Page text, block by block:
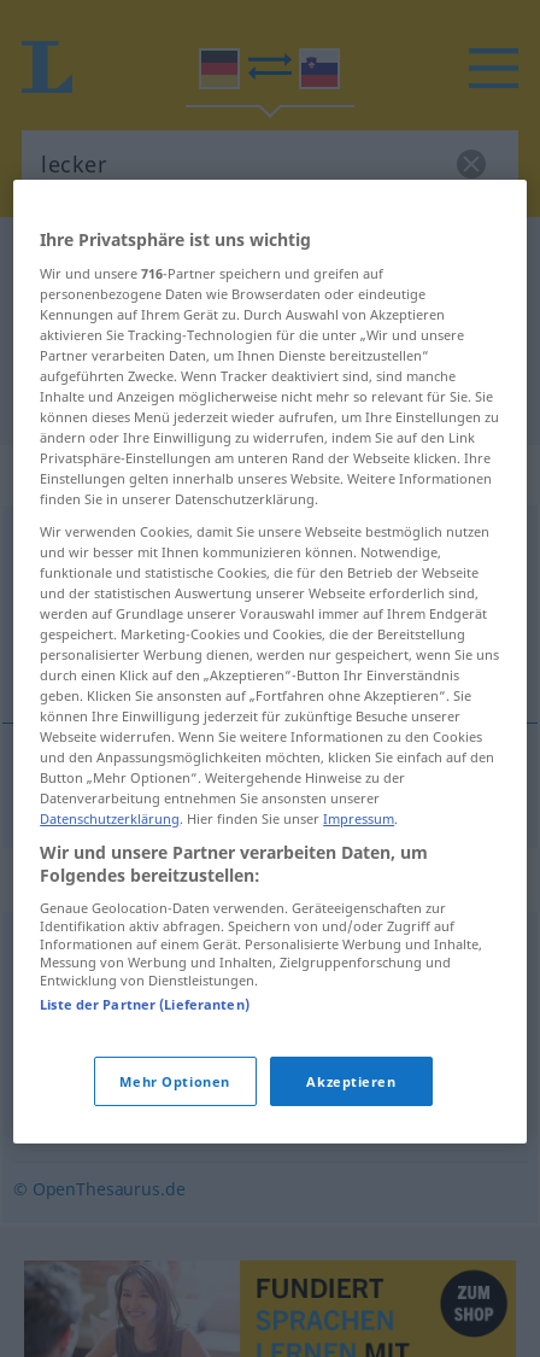
Deutsch-Slowenisch Wörterbuch
Deutsch-Slowenisch Übersetzung
für "lecker"
"lecker" Slowenisch Übersetzung
„lecker“
lecker
Übersicht aller Übersetzungen
(Für mehr Details die Übersetzung anklicken/antippen)
slásten
slásten lecker
Synonyme für "lecker"
appetitlich,delikat, schmackhaft,köstlich
,sinnlich,aufregend,aufreizend,verführerisch
knusprig (ugs., fig.),(sexuell) reizend,(sexuell) attraktiv
© OpenThesaurus.de
Ihre Privatsphäre ist uns wichtig
Wir und unsere716-Partner speichern und greifen auf
personenbezogene Daten wie Browserdaten oder eindeutige
Kennungen auf Ihrem Gerät zu. Durch Auswahl von Akzeptieren
aktivieren Sie Tracking-Technologien für die unter „Wir und unsere
Partner verarbeiten Daten, um Ihnen Dienste bereitzustellen“
aufgeführten Zwecke. Wenn Tracker deaktiviert sind, sind manche
Inhalte und Anzeigen möglicherweise nicht mehr so relevant für Sie. Sie
können dieses Menü jederzeit wieder aufrufen, um Ihre Einstellungen zu
ändern oder Ihre Einwilligung zu widerrufen, indem Sie auf den Link
Privatsphäre-Einstellungen am unteren Rand der Webseite klicken. Ihre
Einstellungen gelten innerhalb unseres Website. Weitere Informationen
finden Sie in unserer Datenschutzerklärung.
Wir verwenden Cookies, damit Sie unsere Webseite bestmöglich nutzen
und wir besser mit Ihnen kommunizieren können. Notwendige,
funktionale und statistische Cookies, die für den Betrieb der Webseite
und der statistischen Auswertung unserer Webseite erforderlich sind,
werden auf Grundlage unserer Vorauswahl immer auf Ihrem Endgerät
gespeichert. Marketing-Cookies und Cookies, die der Bereitstellung
personalisierter Werbung dienen, werden nur gespeichert, wenn Sie uns
durch einen Klick auf den „Akzeptieren“-Button Ihr Einverständnis
geben. Klicken Sie ansonsten auf „Fortfahren ohne Akzeptieren“. Sie
können Ihre Einwilligung jederzeit für zukünftige Besuche unserer
Webseite widerrufen. Wenn Sie weitere Informationen zu den Cookies
und den Anpassungsmöglichkeiten möchten, klicken Sie einfach auf den
Button „Mehr Optionen“. Weitergehende Hinweise zu der
Datenverarbeitung entnehmen Sie ansonsten unserer
Datenschutzerklärung. Hier finden Sie unserImpressum.
Wir und unsere Partner verarbeiten Daten, um
Folgendes bereitzustellen:
Genaue Geolocation-Daten verwenden. Geräteeigenschaften zur
Identifikation aktiv abfragen. Speichern von und/oder Zugriff auf
Informationen auf einem Gerät. Personalisierte Werbung und Inhalte,
Messung von Werbung und Inhalten, Zielgruppenforschung und
Entwicklung von Dienstleistungen.
Liste der Partner (Lieferanten)
Mehr Optionen Akzeptieren